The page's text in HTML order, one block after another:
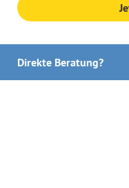
Direkte Beratung?